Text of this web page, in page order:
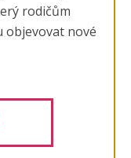
rodičům
objevovat nové